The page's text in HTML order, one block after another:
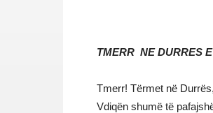
TMERR NE DURRES
Tmerr! Tërmet në
Vdiqën shumë të